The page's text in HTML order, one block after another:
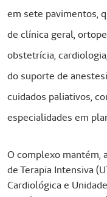
em sete pavimentos,
de clínica geral,
obstetrícia,
do suporte de
cuidados paliativos,
especialidades em
O complexo mantém,
de Terapia Intensiva
Cardiológica e